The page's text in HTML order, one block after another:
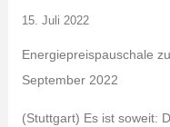
15. Juli 2022
Energiepreispauschale
September 2022
(Stuttgart) Es ist soweit: